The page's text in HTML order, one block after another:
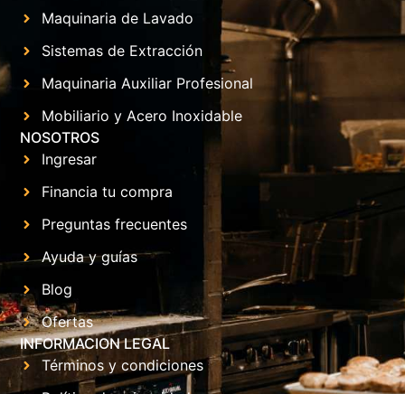
Maquinaria de Lavado
Sistemas de Extracción
Maquinaria Auxiliar Profesional
Mobiliario y Acero Inoxidable
NOSOTROS
Ingresar
Financia tu compra
Preguntas frecuentes
Ayuda y guías
Blog
Ofertas
INFORMACION LEGAL
Términos y condiciones